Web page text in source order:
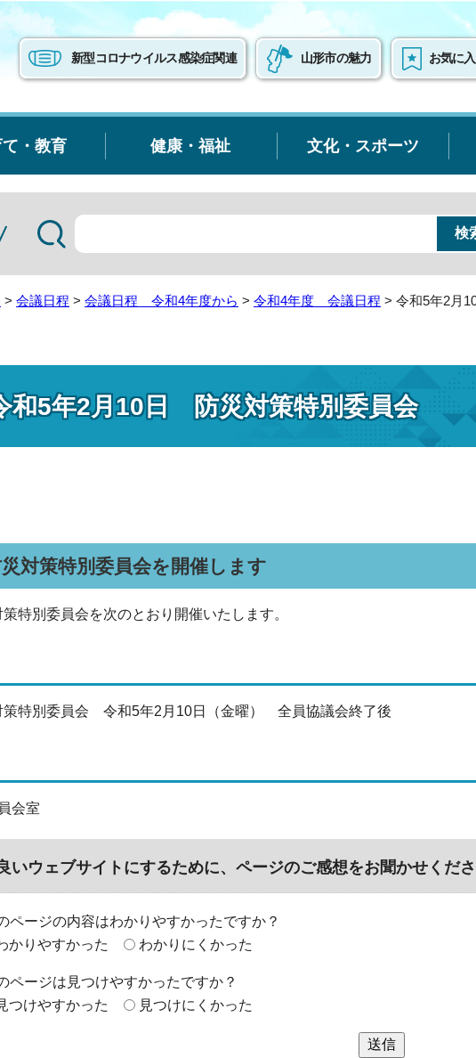
新型コロナウイルス感染症関連 山形市の魅力 お気に
・教育 健康・福祉 文化・スポーツ
> 会議日程 > 会議日程 令和4年度から > 令和4年度 会議日程 > 令和5年2月
和5年2月10日 防災対策特別委員会
災対策特別委員会を開催します
策特別委員会を次のとおり開催いたします。
策特別委員会 令和5年2月10日（金曜） 全員協議会終了後
会室
いウェブサイトにするために、ページのご感想をお聞かせくだ
ページの内容はわかりやすかったですか？
かりやすかった
わかりにくかった
ページは見つけやすかったですか？
つけやすかった
見つけにくかった
送信